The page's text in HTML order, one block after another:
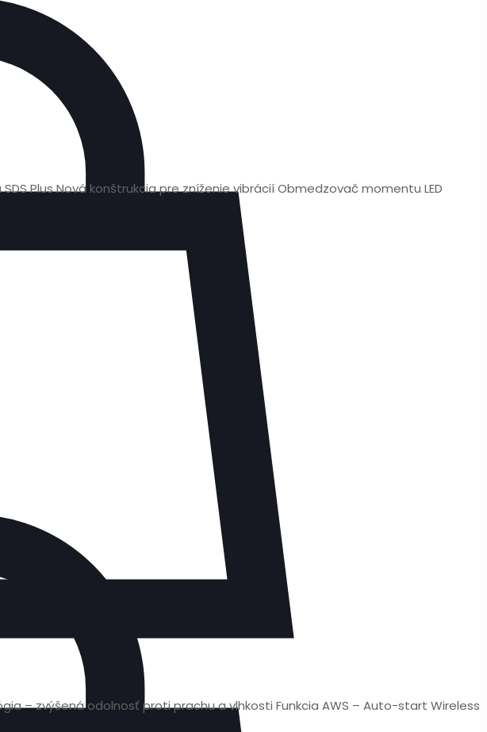
Plus Nová konštrukcia pre zníženie vibrácií Obmedzovač momentu LED
– zvýšená odolnosť proti prachu a vlhkosti Funkcia AWS – Auto-start Wireless